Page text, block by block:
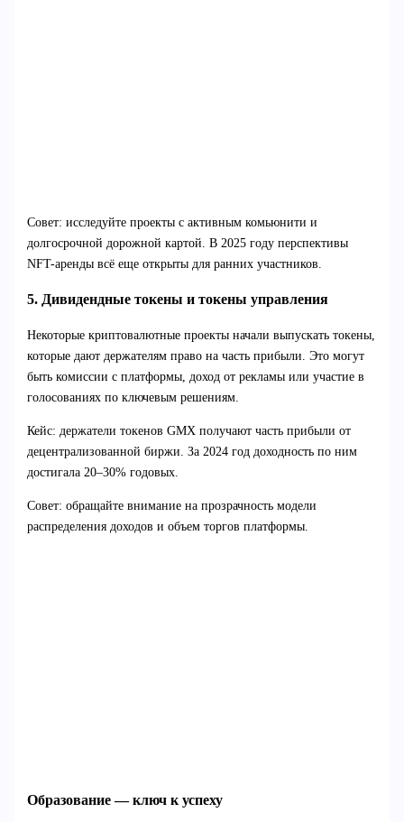
Совет: исследуйте проекты с активным комьюнити и
долгосрочной дорожной картой. В 2025 году перспективы
NFT-аренды всё еще открыты для ранних участников.
5. Дивидендные токены и токены управления
Некоторые криптовалютные проекты начали выпускать токены,
которые дают держателям право на часть прибыли. Это могут
быть комиссии с платформы, доход от рекламы или участие в
голосованиях по ключевым решениям.
Кейс: держатели токенов GMX получают часть прибыли от
децентрализованной биржи. За 2024 год доходность по ним
достигала 20–30% годовых.
Совет: обращайте внимание на прозрачность модели
распределения доходов и объем торгов платформы.
Образование — ключ к успеху